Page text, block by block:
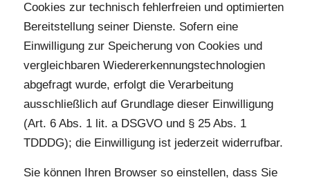
Cookies zur technisch fehlerfreien und optimierten
Bereitstellung seiner Dienste. Sofern eine
Einwilligung zur Speicherung von Cookies und
vergleichbaren Wiedererkennungstechnologien
abgefragt wurde, erfolgt die Verarbeitung
ausschließlich auf Grundlage dieser Einwilligung
(Art. 6 Abs. 1 lit. a DSGVO und § 25 Abs. 1
TDDDG); die Einwilligung ist jederzeit widerrufbar.
Sie können Ihren Browser so einstellen, dass Sie